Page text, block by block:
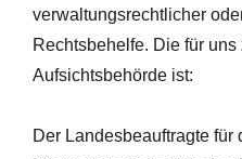
verwaltungsrechtlicher
Rechtsbehelfe. Die für
Aufsichtsbehörde ist:
Der Landesbeauftragte